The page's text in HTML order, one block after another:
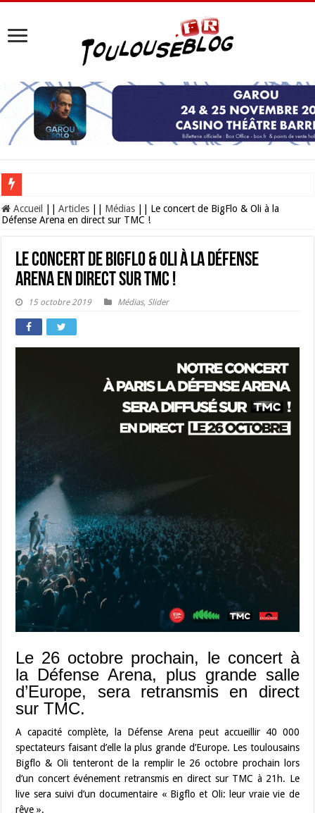
Les Nocturnes de la Cité de l’espace 2026 : l’événement incontournable de
Accueil Articles Médias
Le concert de BigFlo & Oli à la
Défense Arena en direct sur TMC !
Le concert de BigFlo & Oli à la Défense
Arena en direct sur TMC !
15 octobre 2019 Médias, Slider
Le 26 octobre prochain, le concert à
la Défense Arena, plus grande salle
d’Europe, sera retransmis en direct
sur TMC.
A capacité complète, la Défense Arena peut accueillir 40 000
spectateurs faisant d’elle la plus grande d’Europe. Les toulousains
Bigflo & Oli tenteront de la remplir le 26 octobre prochain lors
d’un concert événement retransmis en direct sur TMC à 21h. Le
live sera suivi d’un documentaire « Bigflo et Oli: leur vraie vie de
rêve ».